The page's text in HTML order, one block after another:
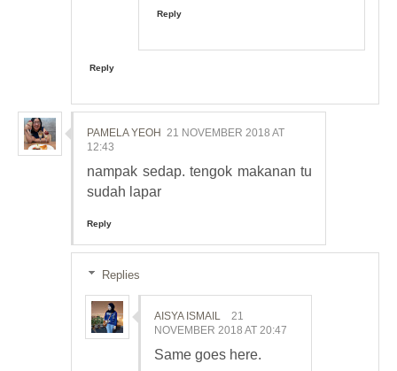
Reply
Reply
PAMELA YEOH 21 NOVEMBER 2018 AT
12:43
nampak sedap. tengok makanan tu
sudah lapar
Reply
Replies
AISYA ISMAIL
21
NOVEMBER 2018 AT 20:47
Same goes here.